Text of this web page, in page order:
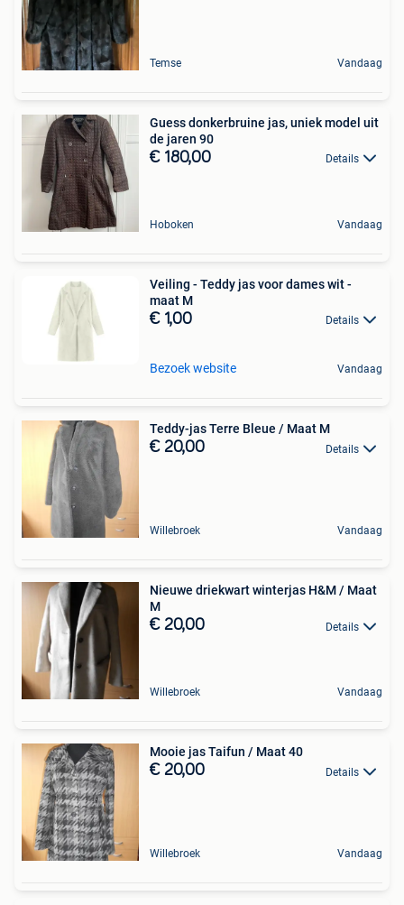
Temse Vandaag
Guess donkerbruine jas, uniek model uit
de jaren 90
€ 180,00 Details
Hoboken Vandaag
Veiling - Teddy jas voor dames wit -
maat M
€ 1,00 Details
Bezoek website Vandaag
Teddy-jas Terre Bleue / Maat M
€ 20,00 Details
Willebroek Vandaag
Nieuwe driekwart winterjas H&M / Maat
M
€ 20,00 Details
Willebroek Vandaag
Mooie jas Taifun / Maat 40
€ 20,00 Details
Willebroek Vandaag